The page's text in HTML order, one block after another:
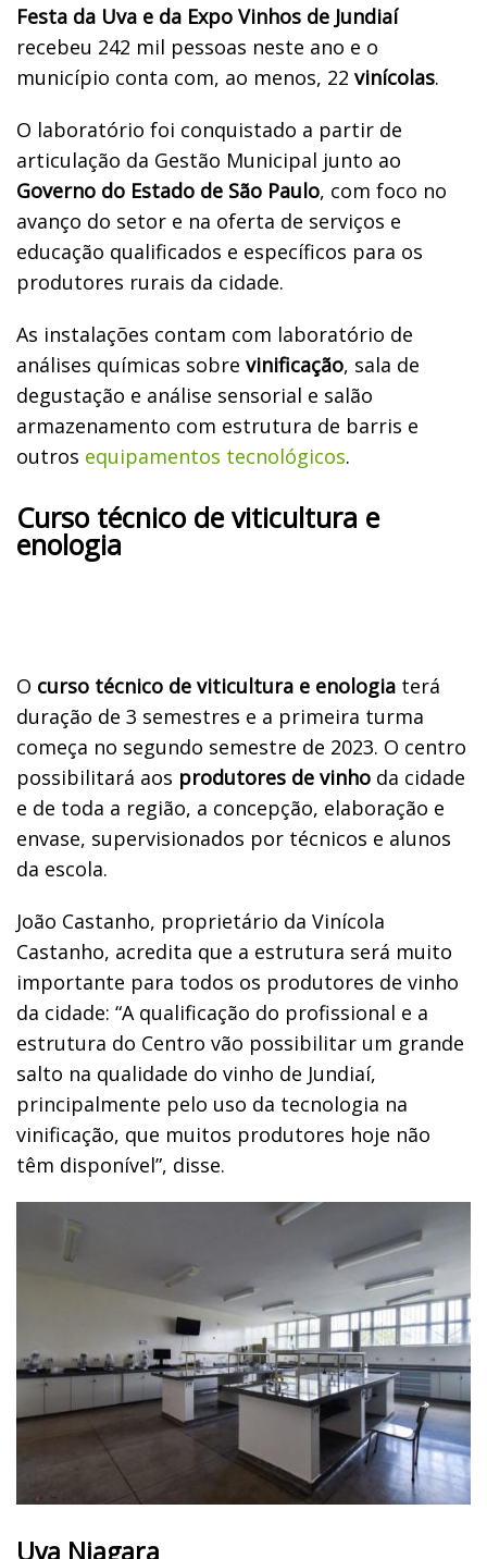
Festa da Uva e da Expo Vinhos de Jundiaí
recebeu 242 mil pessoas neste ano e o
município conta com, ao menos, 22 vinícolas.
O laboratório foi conquistado a partir de
articulação da Gestão Municipal junto ao
Governo do Estado de São Paulo, com foco no
avanço do setor e na oferta de serviços e
educação qualificados e específicos para os
produtores rurais da cidade.
As instalações contam com laboratório de
análises químicas sobre vinificação, sala de
degustação e análise sensorial e salão
armazenamento com estrutura de barris e
outros equipamentos tecnológicos.
Curso técnico de viticultura e
enologia
O curso técnico de viticultura e enologia terá
duração de 3 semestres e a primeira turma
começa no segundo semestre de 2023. O centro
possibilitará aos produtores de vinho da cidade
e de toda a região, a concepção, elaboração e
envase, supervisionados por técnicos e alunos
da escola.
João Castanho, proprietário da Vinícola
Castanho, acredita que a estrutura será muito
importante para todos os produtores de vinho
da cidade: “A qualificação do profissional e a
estrutura do Centro vão possibilitar um grande
salto na qualidade do vinho de Jundiaí,
principalmente pelo uso da tecnologia na
vinificação, que muitos produtores hoje não
têm disponível”, disse.
Uva Niagara